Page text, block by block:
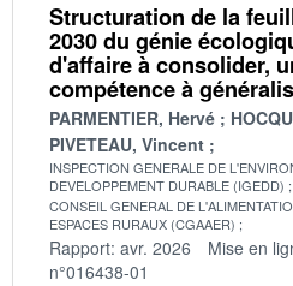
Structuration de la
2030 du génie
d'affaire à consolider,
compétence à
PARMENTIER, Hervé
PIVETEAU, Vincent
INSPECTION GENERALE DE
DEVELOPPEMENT DURABLE (IGEDD)
CONSEIL GENERAL DE
ESPACES RURAUX (CGAAER)
Rapport: avr. 2026 Mise en
n°016438-01